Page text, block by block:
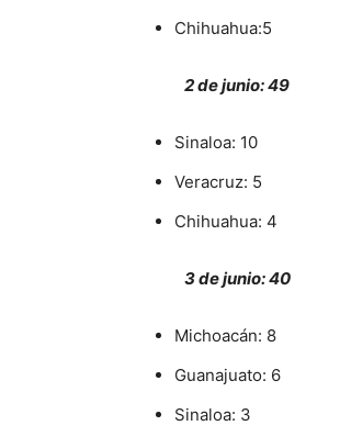
Chihuahua:5
2 de junio: 49
Sinaloa: 10
Veracruz: 5
Chihuahua: 4
3 de junio: 40
Michoacán: 8
Guanajuato: 6
Sinaloa: 3